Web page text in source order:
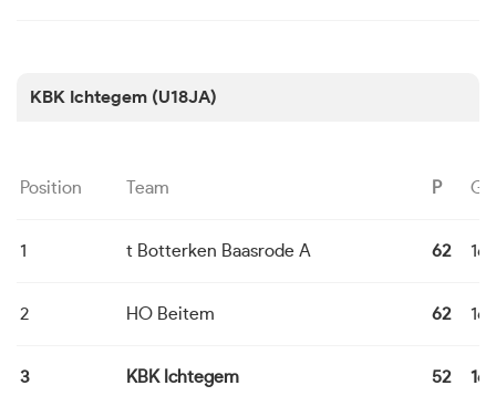
KBK Ichtegem (U18JA)
Position Team P G
1 t Botterken Baasrode A 62 16
2 HO Beitem 62 16
3 KBK Ichtegem 52 16